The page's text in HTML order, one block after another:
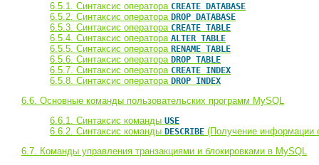
6.5.1. Синтаксис оператора CREATE DATABASE
6.5.2. Синтаксис оператора DROP DATABASE
6.5.3. Синтаксис оператора CREATE TABLE
6.5.4. Синтаксис оператора ALTER TABLE
6.5.5. Синтаксис оператора RENAME TABLE
6.5.6. Синтаксис оператора DROP TABLE
6.5.7. Синтаксис оператора CREATE INDEX
6.5.8. Синтаксис оператора DROP INDEX
6.6. Основные команды пользовательских программ MySQL
6.6.1. Синтаксис команды USE
6.6.2. Синтаксис команды DESCRIBE (Получение информации
6.7. Команды управления транзакциями и блокировками в MySQL